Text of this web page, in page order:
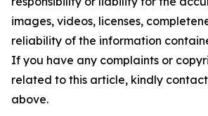
images, videos, licenses,
reliability of the information
If you have any complaints or
related to this article, kindly
above.